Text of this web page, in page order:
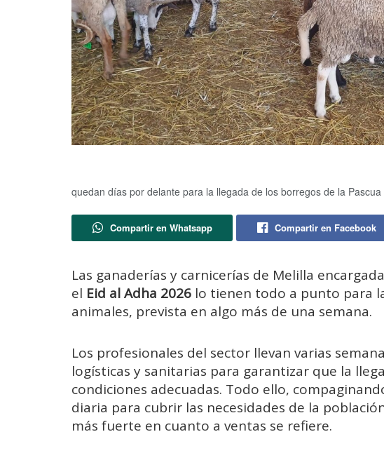
quedan días por delante para la llegada de los borregos de la Pascua
Compartir en Whatsapp Compartir en Facebook
Las ganaderías y carnicerías de Melilla
el Eid al Adha 2026 lo tienen todo a punto para
animales, prevista en algo más de una semana.
Los profesionales del sector llevan varias
logísticas y sanitarias para garantizar que la
condiciones adecuadas. Todo ello,
diaria para cubrir las necesidades de la
más fuerte en cuanto a ventas se refiere.